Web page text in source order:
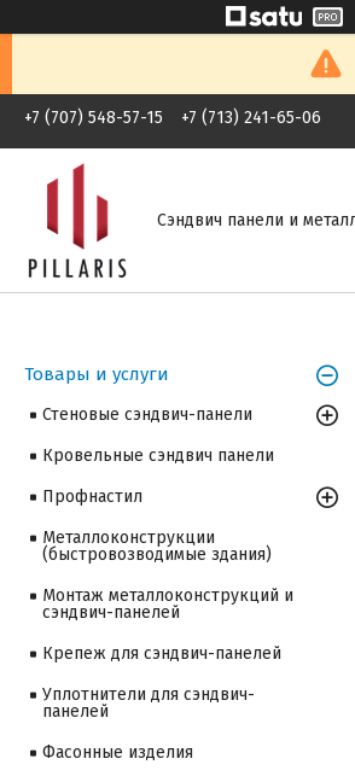
+7 (707) 548-57-15 +7 (713) 241-65-06
Сэндвич панели и
Товары и услуги
Стеновые сэндвич-панели
Кровельные сэндвич панели
Профнастил
Металлоконструкции
(быстровозводимые здания)
Монтаж металлоконструкций и
сэндвич-панелей
Крепеж для сэндвич-панелей
Уплотнители для сэндвич-
панелей
Фасонные изделия